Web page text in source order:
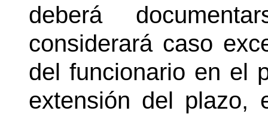
deberá
considerará caso
del funcionario en el
extensión del plazo,